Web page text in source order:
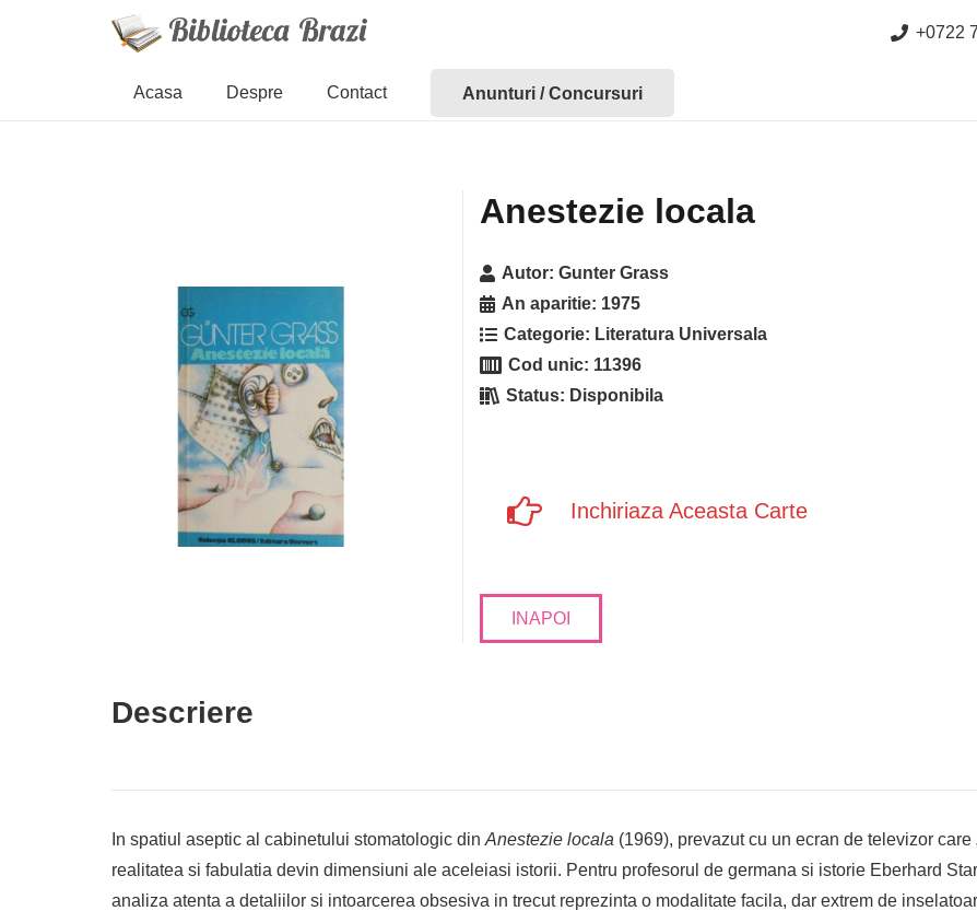
+0722
Acasa Despre Contact Anunturi / Concursuri
Anestezie locala
Autor:Gunter Grass
An aparitie: 1975
Categorie: Literatura Universala
Cod unic: 11396
Status: Disponibila
Inchiriaza Aceasta Carte
INAPOI
Descriere
In spatiul aseptic al cabinetului stomatologic din Anestezie locala (1969), prevazut cu un ecran de televizor
realitatea si fabulatia devin dimensiuni ale aceleiasi istorii. Pentru profesorul de germana si istorie Eberhard
analiza atenta a detaliilor si intoarcerea obsesiva in trecut reprezinta o modalitate facila, dar extrem de